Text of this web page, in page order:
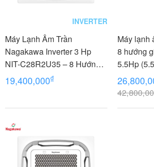
INVERTER
Máy Lạnh Âm Trần
Nagakawa Inverter 3 Hp
NIT-C28R2U35 – 8 Hướng
Thổi
19,400,000₫
Máy lạnh
8 hướng
5.5Hp